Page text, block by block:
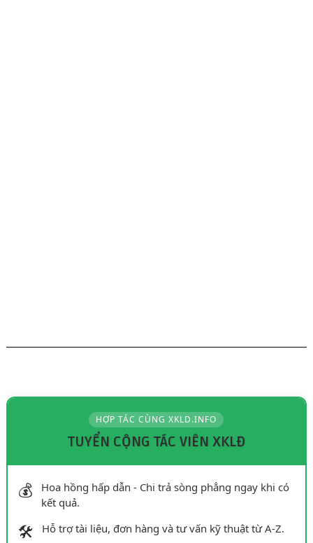
HỢP TÁC CÙNG XKLD.INFO
TUYỂN CỘNG TÁC VIÊN XKLĐ
💰
Hoa hồng hấp dẫn - Chi trả sòng phẳng ngay khi có
kết quả.
🛠️ Hỗ trợ tài liệu, đơn hàng và tư vấn kỹ thuật từ A-Z.